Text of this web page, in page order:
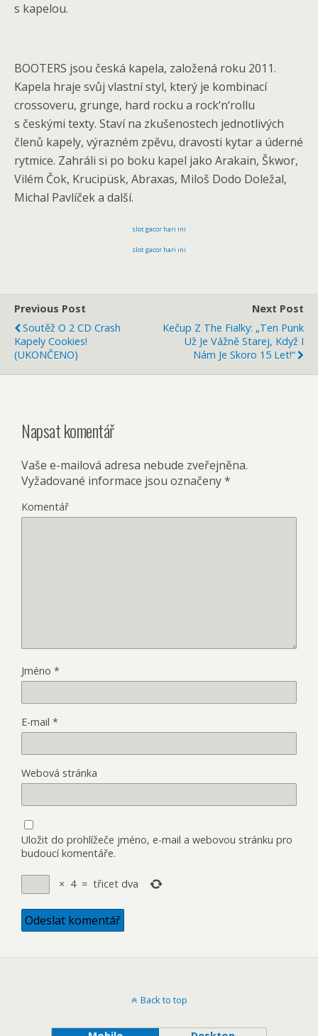
s kapelou.
BOOTERS jsou česká kapela, založená roku 2011.
Kapela hraje svůj vlastní styl, který je kombinací
crossoveru, grunge, hard rocku a rock‘n‘rollu
s českými texty. Staví na zkušenostech jednotlivých
členů kapely, výrazném zpěvu, dravosti kytar a úderné
rytmice. Zahráli si po boku kapel jako Arakain, Škwor,
Vilém Čok, Krucipüsk, Abraxas, Miloš Dodo Doležal,
Michal Pavlíček a další.
slot gacor hari ini
slot gacor hari ini
Previous Post
Soutěž O 2 CD Crash
Kapely Cookies!
(UKONČENO)
Next Post
Kečup Z The Fialky: „Ten Punk
Už Je Vážně Starej, Když I
Nám Je Skoro 15 Let!“
Napsat komentář
Vaše e-mailová adresa nebude zveřejněna.
Vyžadované informace jsou označeny*
Komentář
Jméno *
E-mail *
Webová stránka
Uložit do prohlížeče jméno, e-mail a webovou stránku pro
budoucí komentáře.
× 4 = třicet dva
Back to top